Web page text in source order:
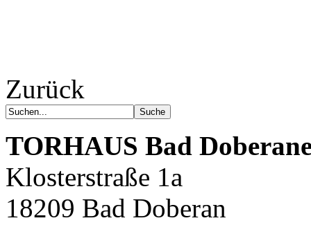
Zurück
TORHAUS Bad
Klosterstraße 1a
18209 Bad Doberan